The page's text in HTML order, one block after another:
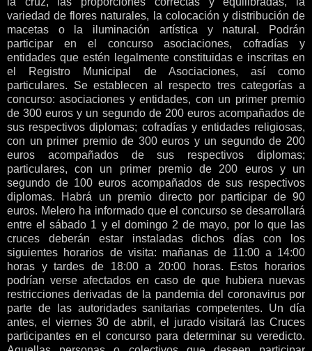
variedad de flores naturales, la colocación y distribución de
macetas o la iluminación artística y natural. Podrán
participar en el concurso asociaciones, cofradías y
entidades que estén legalmente constituidas e inscritas en
el Registro Municipal de Asociaciones, así como
particulares. Se establecen al respecto tres categorías a
concurso: asociaciones y entidades, con un primer premio
de 300 euros y un segundo de 200 euros acompañados de
sus respectivos diplomas; cofradías y entidades religiosas,
con un primer premio de 300 euros y un segundo de 200
euros acompañados de sus respectivos diplomas;
particulares, con un primer premio de 200 euros y un
segundo de 100 euros acompañados de sus respectivos
diplomas. Habrá un premio directo por participar de 90
euros. Melero ha informado que el concurso se desarrollará
entre el sábado 1 y el domingo 2 de mayo, por lo que las
cruces deberán estar instaladas dichos días con los
siguientes horarios de visita: mañanas de 11:00 a 14:00
horas y tardes de 18:00 a 20:00 horas. Estos horarios
podrían verse afectados en caso de que hubiera nuevas
restricciones derivadas de la pandemia del coronavirus por
parte de las autoridades sanitarias competentes. Un día
antes, el viernes 30 de abril, el jurado visitará las Cruces
participantes en el concurso para determinar su veredicto.